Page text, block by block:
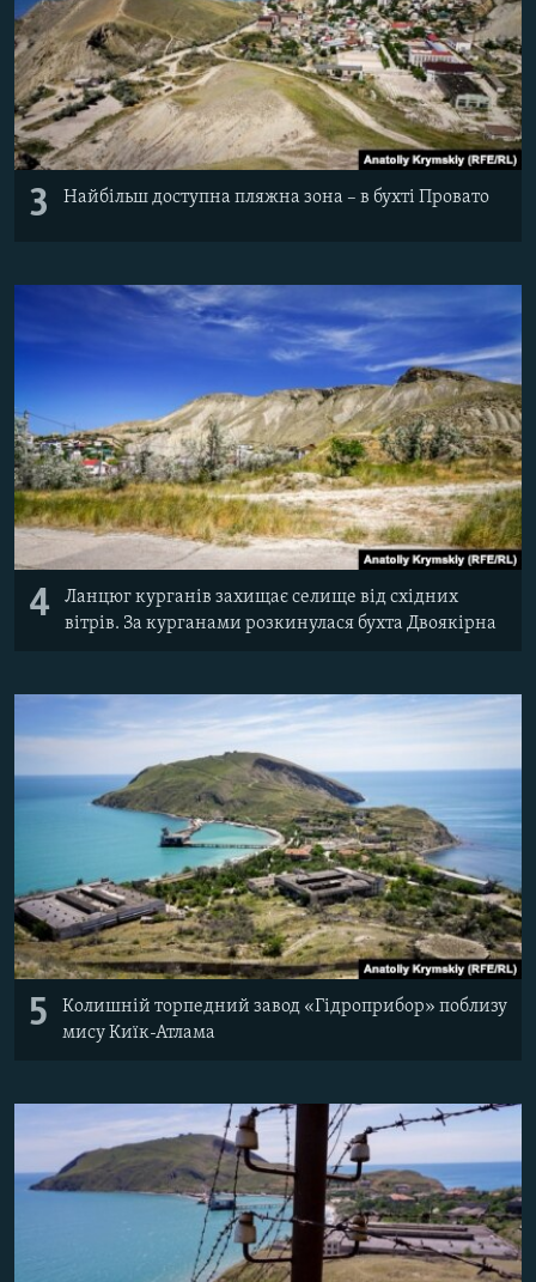
3 Найбільш доступна пляжна зона – в бухті Провато
4
Ланцюг курганів захищає селище від східних
вітрів. За курганами розкинулася бухта Двоякірна
5
Колишній торпедний завод «Гідроприбор» поблизу
мису Киїк-Атлама